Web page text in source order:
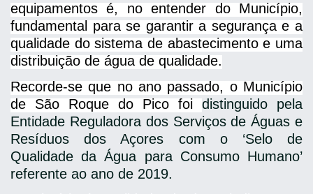
equipamentos é, no entender do Município,
fundamental para se garantir a segurança e a
qualidade do sistema de abastecimento e uma
distribuição de água de qualidade.
Recorde-se que no ano passado, o Município
de São Roque do Pico foi distinguido pela
Entidade Reguladora dos Serviços de Águas e
Resíduos dos Açores com o ‘Selo de
Qualidade da Água para Consumo Humano’
referente ao ano de 2019.